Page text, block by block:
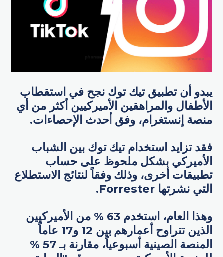
يبدو أن تطبيق تيك توك نجح في استقطاب
الأطفال والمراهقين الأميركيين أكثر من أي
منصة إنستغرام، وفق أحدث الإحصاءات.
فقد تزايد استخدام تيك توك بين الشباب
الأميركي بشكل ملحوظ على حساب
تطبيقات أخرى، وذلك وفقاً لنتائج الاستطلاع
التي نشرتها Forrester.
وهذا العام، استخدم 63 % من الأميركيين
الذين تتراوح أعمارهم بين 12 و17 عاماً
المنصة الصينية أسبوعياً، مقارنة بـ 57 %